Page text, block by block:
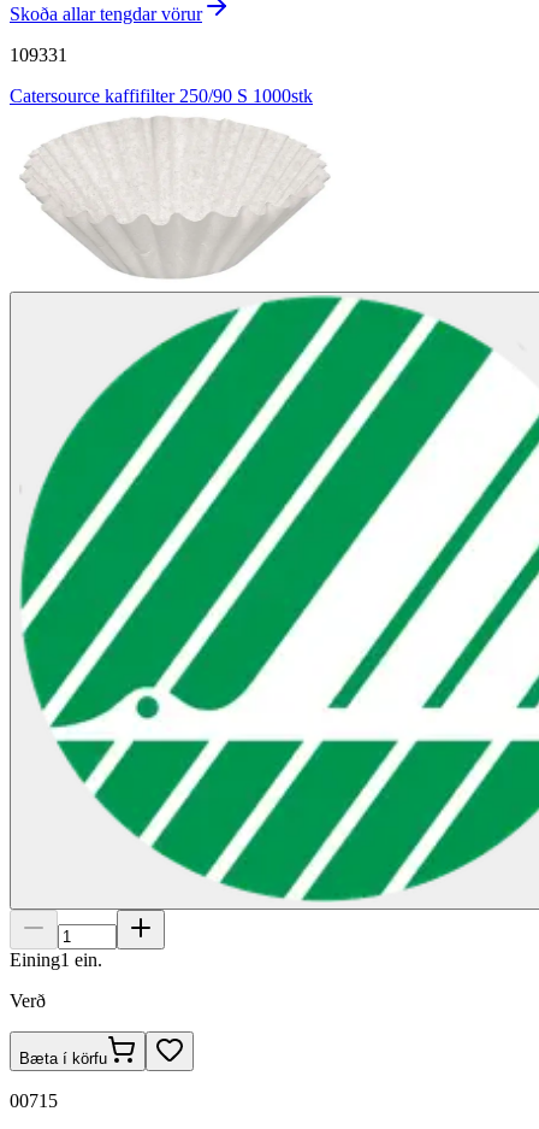
Skoða allar tengdar vörur
109331
Catersource kaffifilter 250/90 S 1000stk
Eining1 ein.
Verð
Bæta í körfu
00715